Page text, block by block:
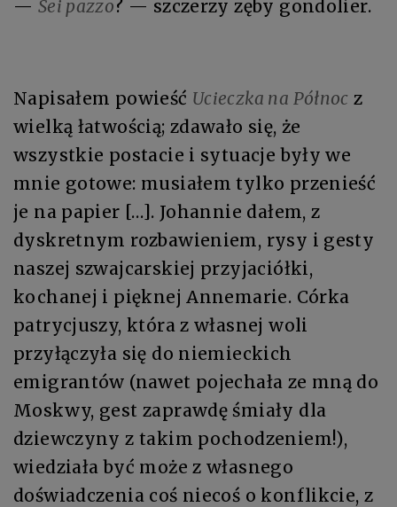
— Sei pazzo? — szczerzy zęby gondolier.
Napisałem powieść Ucieczka na Północ z
wielką łatwością; zdawało się, że
wszystkie postacie i sytuacje były we
mnie gotowe: musiałem tylko przenieść
je na papier […]. Johannie dałem, z
dyskretnym rozbawieniem, rysy i gesty
naszej szwajcarskiej przyjaciółki,
kochanej i pięknej Annemarie. Córka
patrycjuszy, która z własnej woli
przyłączyła się do niemieckich
emigrantów (nawet pojechała ze mną do
Moskwy, gest zaprawdę śmiały dla
dziewczyny z takim pochodzeniem!),
wiedziała być może z własnego
doświadczenia coś niecoś o konflikcie, z